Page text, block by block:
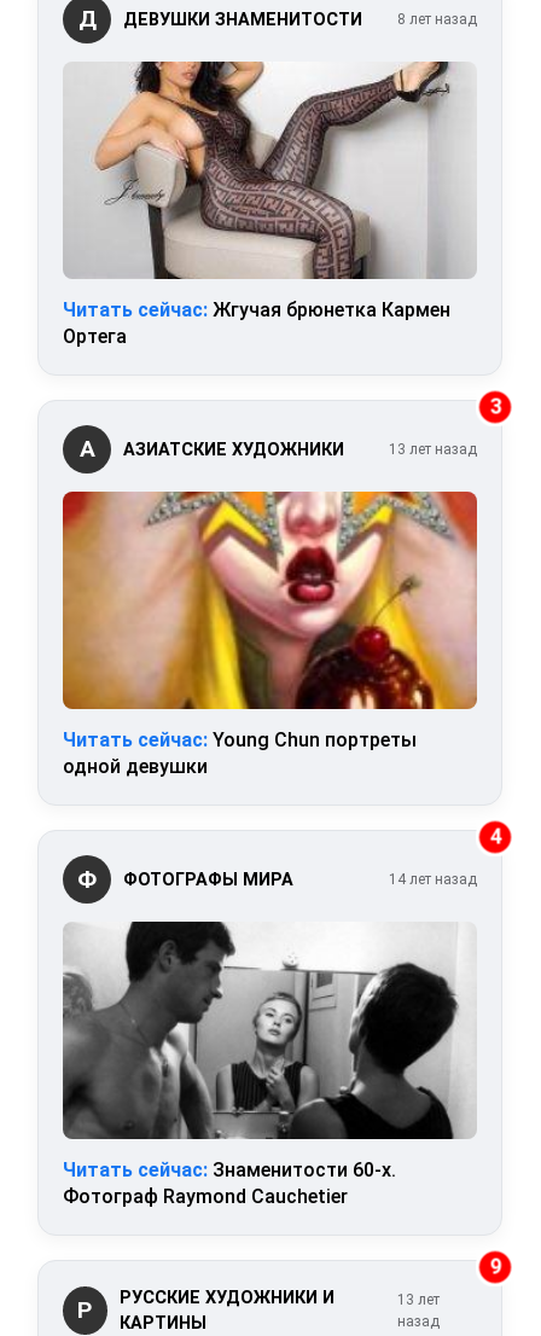
Д ДЕВУШКИ ЗНАМЕНИТОСТИ 8 лет назад
Читать сейчас: Жгучая брюнетка Кармен
Ортега
3
А АЗИАТСКИЕ ХУДОЖНИКИ 13 лет назад
Читать сейчас: Young Chun портреты
одной девушки
4
Ф ФОТОГРАФЫ МИРА 14 лет назад
Читать сейчас: Знаменитости 60-х.
Фотограф Raymond Cauchetier
9
Р
РУССКИЕ ХУДОЖНИКИ И
КАРТИНЫ
13 лет
назад